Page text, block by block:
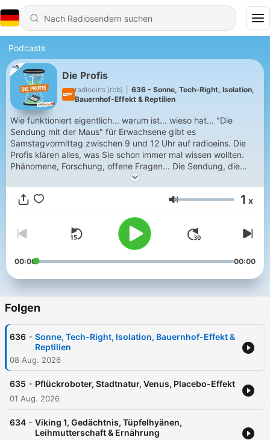
Podcasts
Die Profis
radioeins (rbb)
636 - Sonne, Tech-Right, Isolation,
Bauernhof-Effekt & Reptilien
Wie funktioniert eigentlich... warum ist... wieso hat... "Die
Sendung mit der Maus" für Erwachsene gibt es
Samstagvormittag zwischen 9 und 12 Uhr auf radioeins. Die
Profis klären alles, was Sie schon immer mal wissen wollten.
Phänomene, Forschung, offene Fragen... Die Sendung, die
Wissen schafft durch Wissenschaft!
Lautstärke 1 x
00:00 00:00
Folgen
636 - Sonne, Tech-Right, Isolation, Bauernhof-Effekt &
Reptilien
08 Aug. 2026
635 - Pflückroboter, Stadtnatur, Venus, Placebo-Effekt
01 Aug. 2026
634 - Viking 1, Gedächtnis, Tüpfelhyänen,
Leihmutterschaft & Ernährung